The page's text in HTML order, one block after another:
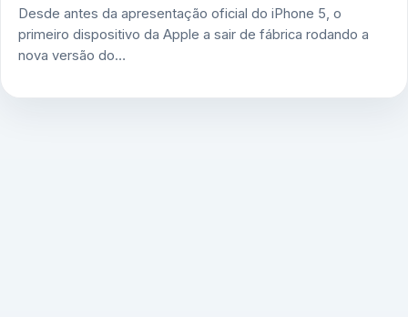
Desde antes da apresentação oficial do iPhone 5, o
primeiro dispositivo da Apple a sair de fábrica rodando a
nova versão do…